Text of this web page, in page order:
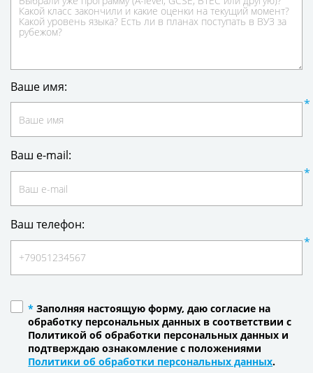
Ваше имя:
Ваш e-mail:
Ваш телефон:
* Заполняя настоящую форму, даю согласие на
обработку персональных данных в соответствии с
Политикой об обработки персональных данных и
подтверждаю ознакомление с положениями
Политики об обработки персональных данных.